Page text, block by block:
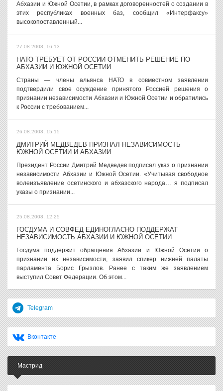
Абхазии и Южной Осетии, в рамках договоренностей о создании в
этих республиках военных баз, сообщил «Интерфаксу»
высокопоставленный...
27.08.2008, 16:13
НАТО ТРЕБУЕТ ОТ РОССИИ ОТМЕНИТЬ РЕШЕНИЕ ПО
АБХАЗИИ И ЮЖНОЙ ОСЕТИИ
Страны — члены альянса НАТО в совместном заявлении
подтвердили свое осуждение принятого Россией решения о
признании независимости Абхазии и Южной Осетии и обратились
к России с требованием...
26.08.2008, 15:15
ДМИТРИЙ МЕДВЕДЕВ ПРИЗНАЛ НЕЗАВИСИМОСТЬ
ЮЖНОЙ ОСЕТИИ И АБХАЗИИ
Президент России Дмитрий Медведев подписал указ о признании
независимости Абхазии и Южной Осетии. «Учитывая свободное
волеизъявление осетинского и абхазского народа… я подписал
указы о признании...
25.08.2008, 12:25
ГОСДУМА И СОВФЕД ЕДИНОГЛАСНО ПОДДЕРЖАТ
НЕЗАВИСИМОСТЬ АБХАЗИИ И ЮЖНОЙ ОСЕТИИ
Госдума поддержит обращения Абхазии и Южной Осетии о
признании их независимости, заявил спикер нижней палаты
парламента Борис Грызлов. Ранее с таким же заявлением
выступил Совет Федерации. Об этом...
Telegram
Вконтакте
Мастрид